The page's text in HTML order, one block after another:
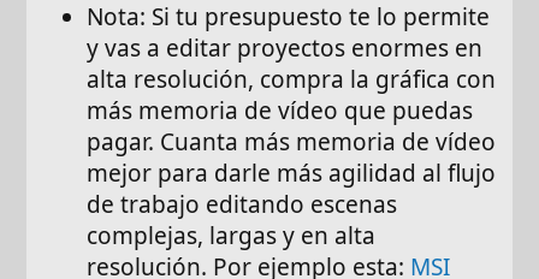
Nota: Si tu presupuesto te lo permite
y vas a editar proyectos enormes en
alta resolución, compra la gráfica con
más memoria de vídeo que puedas
pagar. Cuanta más memoria de vídeo
mejor para darle más agilidad al flujo
de trabajo editando escenas
complejas, largas y en alta
resolución. Por ejemplo esta: MSI